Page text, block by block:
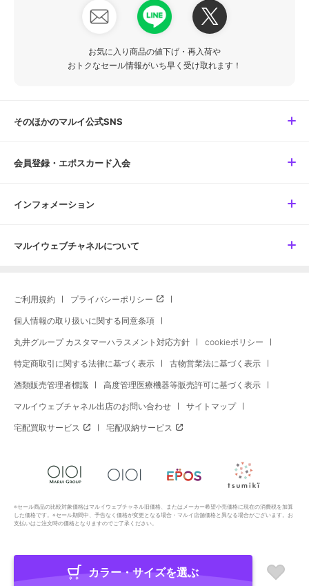
お気に入り商品の値下げ・再入荷や
おトクなセール情報がいち早く受け取れます！
そのほかのマルイ公式SNS
会員登録・エポスカード入会
インフォメーション
マルイウェブチャネルについて
ご利用規約 プライバシーポリシー
個人情報の取り扱いに関する同意条項
丸井グループ カスタマーハラスメント対応方針 cookieポリシー
特定商取引に関する法律に基づく表示 古物営業法に基づく表示
酒類販売管理者標識 高度管理医療機器等販売許可に基づく表示
マルイウェブチャネル出店のお問い合わせ サイトマップ
宅配買取サービス 宅配収納サービス
※セール商品の比較対象価格はマルイウェブチャネル旧価格、またはメーカー希望小売価格に現在の消費税を加算
した価格です。※セール期間中、予告なく価格が変更となる場合・マルイ店舗価格と異なる場合がございます。お
支払いはご注文時の価格となりますのでご了承ください。
Copyright All Rights Reserved. MARUI Co., Ltd
カラー・サイズを選ぶ